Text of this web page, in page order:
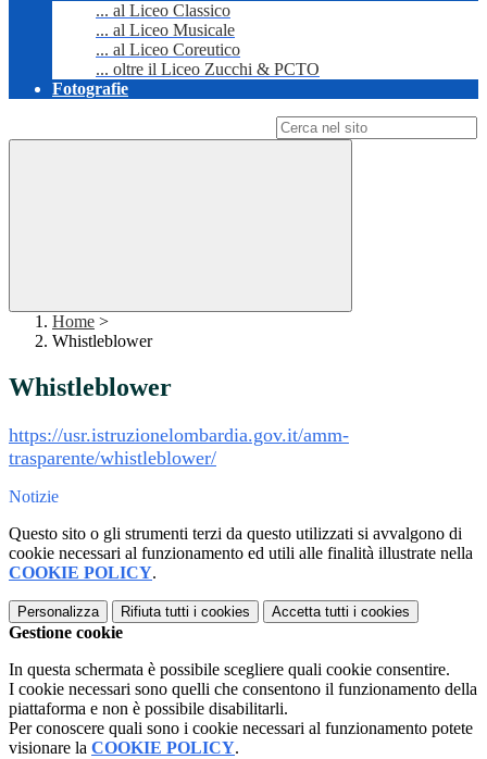
... al Liceo Classico
... al Liceo Musicale
... al Liceo Coreutico
... oltre il Liceo Zucchi & PCTO
Fotografie
Home >
Whistleblower
Whistleblower
https://usr.istruzionelombardia.gov.it/amm-
trasparente/whistleblower/
Notizie
Questo sito o gli strumenti terzi da questo utilizzati si avvalgono di
cookie necessari al funzionamento ed utili alle finalità illustrate nella
COOKIE POLICY.
Personalizza Rifiuta tutti i cookies Accetta tutti i cookies
Gestione cookie
In questa schermata è possibile scegliere quali cookie consentire.
I cookie necessari sono quelli che consentono il funzionamento della
piattaforma e non è possibile disabilitarli.
Per conoscere quali sono i cookie necessari al funzionamento potete
visionare la COOKIE POLICY.